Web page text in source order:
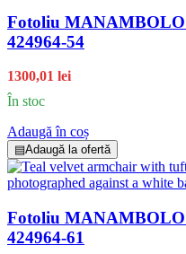
Fotoliu
424964-54
1300,01 lei
În stoc
Adaugă în coș
▤Adaugă la ofertă
Fotoliu
424964-61